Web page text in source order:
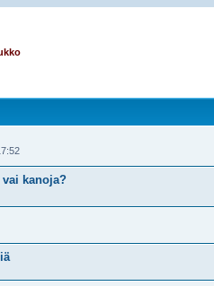
kanoja?